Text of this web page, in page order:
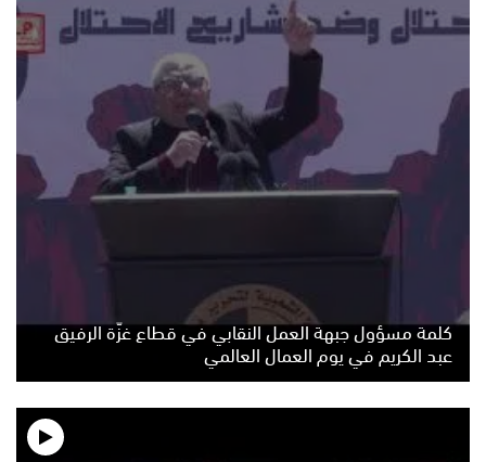
كلمة مسؤول جبهة العمل النقابي في قطاع غزّة الرفيق
عبد الكريم في يوم العمال العالمي